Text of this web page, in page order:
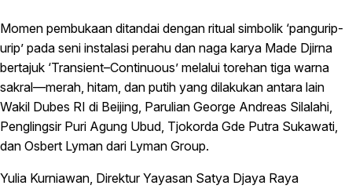
Momen pembukaan ditandai dengan ritual simbolik ‘pangurip-
urip’ pada seni instalasi perahu dan naga karya Made Djirna
bertajuk ‘Transient–Continuous’ melalui torehan tiga warna
sakral—merah, hitam, dan putih yang dilakukan antara lain
Wakil Dubes RI di Beijing, Parulian George Andreas Silalahi,
Penglingsir Puri Agung Ubud, Tjokorda Gde Putra Sukawati,
dan Osbert Lyman dari Lyman Group.
Yulia Kurniawan, Direktur Yayasan Satya Djaya Raya